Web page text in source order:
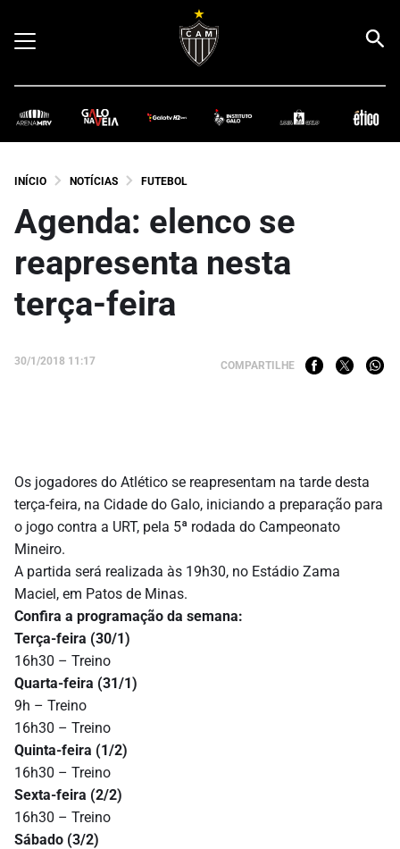
INÍCIO NOTÍCIAS FUTEBOL
Agenda: elenco se
reapresenta nesta
terça-feira
30/1/2018 11:17 COMPARTILHE
Os jogadores do Atlético se reapresentam na tarde desta
terça-feira, na Cidade do Galo, iniciando a preparação para
o jogo contra a URT, pela 5ª rodada do Campeonato
Mineiro.
A partida será realizada às 19h30, no Estádio Zama
Maciel, em Patos de Minas.
Confira a programação da semana:
Terça-feira (30/1)
16h30 – Treino
Quarta-feira (31/1)
9h – Treino
16h30 – Treino
Quinta-feira (1/2)
16h30 – Treino
Sexta-feira (2/2)
16h30 – Treino
Sábado (3/2)